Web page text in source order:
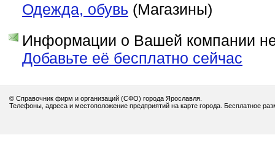
Одежда, обувь (Магазины)
Информации о Вашей компании
Добавьте её бесплатно сейчас
© Справочник фирм и организаций (СФО) города Ярославля.
Телефоны, адреса и местоположение предприятий на карте города. Бесплатное